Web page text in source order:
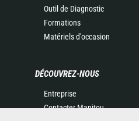
Outil de Diagnostic
Formations
Matériels d'occasion
DÉCOUVREZ-NOUS
Entreprise
Contacter Manitou